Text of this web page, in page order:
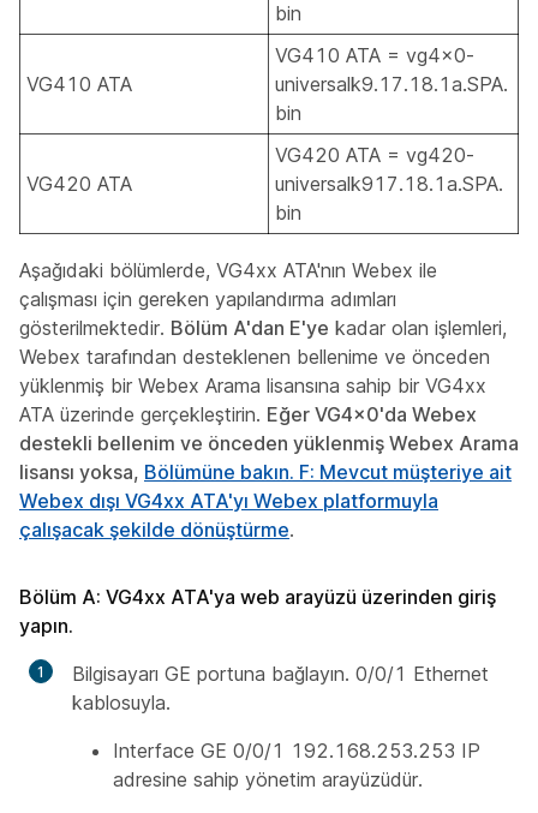
bin
VG410 ATA
VG410 ATA = vg4x0-
universalk9.17.18.1a.SPA.
bin
VG420 ATA
VG420 ATA = vg420-
universalk917.18.1a.SPA.
bin
Aşağıdaki bölümlerde, VG4xx ATA'nın Webex ile
çalışması için gereken yapılandırma adımları
gösterilmektedir. Bölüm A'dan E'ye kadar olan işlemleri,
Webex tarafından desteklenen bellenime ve önceden
yüklenmiş bir Webex Arama lisansına sahip bir VG4xx
ATA üzerinde gerçekleştirin. Eğer VG4x0'da Webex
destekli bellenim ve önceden yüklenmiş Webex Arama
lisansı yoksa, Bölümüne bakın. F: Mevcut müşteriye ait
Webex dışı VG4xx ATA'yı Webex platformuyla
çalışacak şekilde dönüştürme.
Bölüm A: VG4xx ATA'ya web arayüzü üzerinden giriş
yapın.
Bilgisayarı GE portuna bağlayın. 0/0/1 Ethernet
kablosuyla.
Interface GE 0/0/1 192.168.253.253 IP
adresine sahip yönetim arayüzüdür.